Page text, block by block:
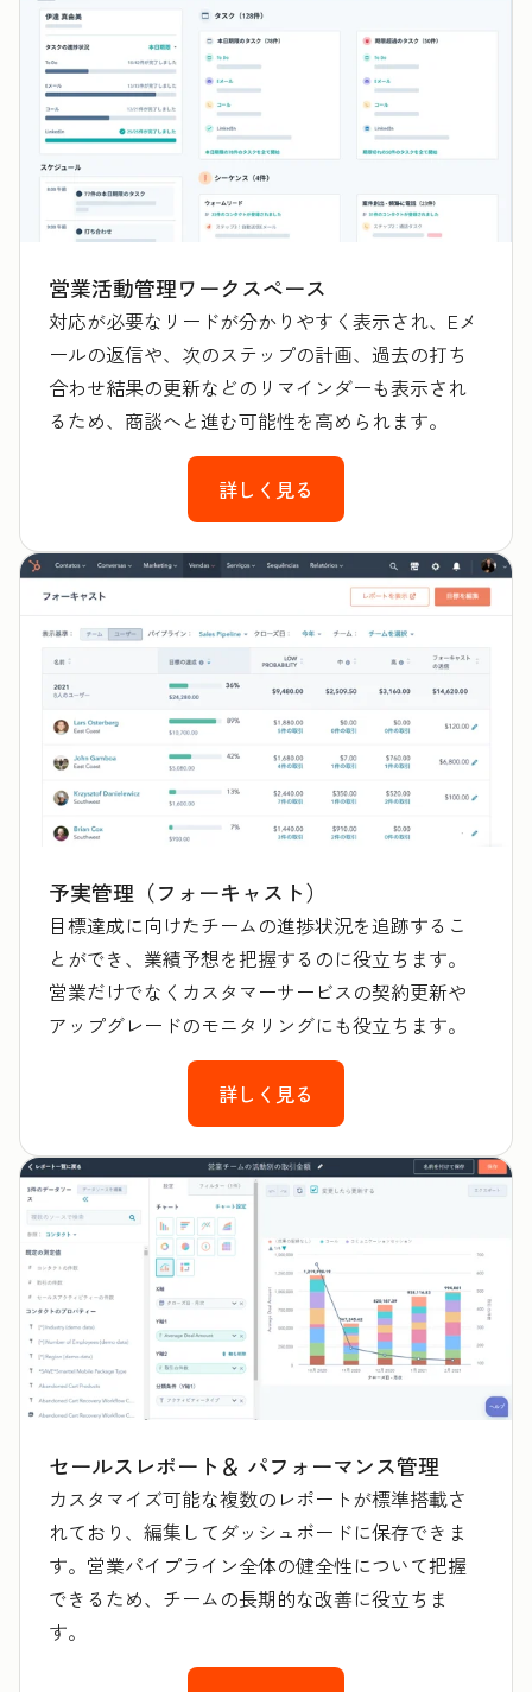
営業活動管理ワークスペース
対応が必要なリードが分かりやすく表示され、Eメ
ールの返信や、次のステップの計画、過去の打ち
合わせ結果の更新などのリマインダーも表示され
るため、商談へと進む可能性を高められます。
詳しく見る
予実管理（フォーキャスト）
目標達成に向けたチームの進捗状況を追跡するこ
とができ、業績予想を把握するのに役立ちます。
営業だけでなくカスタマーサービスの契約更新や
アップグレードのモニタリングにも役立ちます。
詳しく見る
セールスレポート＆ パフォーマンス管理
カスタマイズ可能な複数のレポートが標準搭載さ
れており、編集してダッシュボードに保存できま
す。営業パイプライン全体の健全性について把握
できるため、チームの長期的な改善に役立ちま
す。